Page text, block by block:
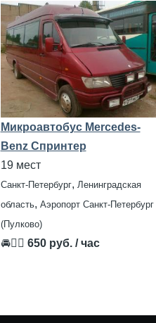
Микроавтобус Mercedes-
Benz Спринтер
19 мест
Санкт-Петербург, Ленинградская
область, Аэропорт Санкт-Петербург
(Пулково)
🚘👨‍✈ 650 руб. / час